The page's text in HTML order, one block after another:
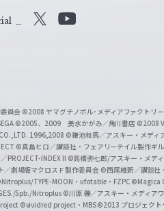
Y
b
e
O
f
f
員会 ©2008 ヤマグチノボル･メディアファクトリ
©2005、2009 美水かがみ／角川書店 ©2008
1996,2008 ©鎌池和馬／アスキー・メディ
©真島ヒロ／講談社・フェアリーテイル製作ギ
PROJECT-INDEX II ©高橋弥七郎/アスキー・メデ
劇場版マクロスＦ製作委員会 ©西尾維新／講談社
TYPE-MOON・ufotable・FZPC ©Magica
5pb./Nitroplus ©川原 礫／アスキー・メディア
©vividred project・MBS ©2013 プロジェクト